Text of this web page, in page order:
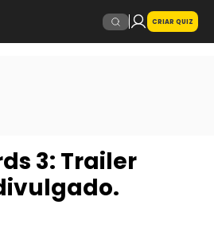
CRIAR QUIZ
3: Trailer